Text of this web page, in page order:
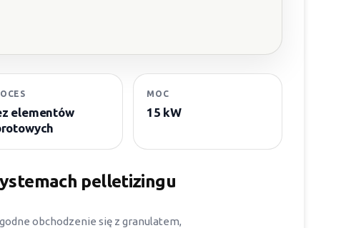
elementów
MOC
15 kW
pelletizingu
obchodzenie się z granulatem,